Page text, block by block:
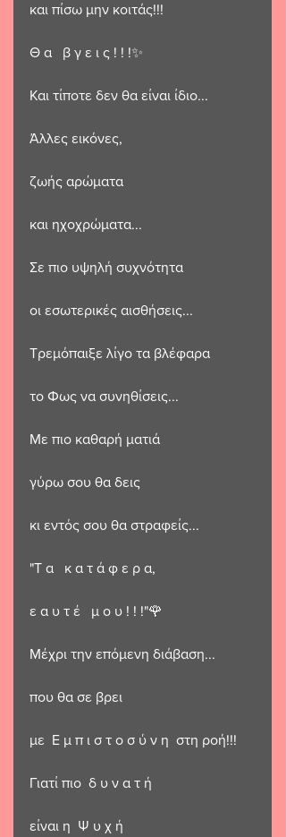
και πίσω μην κοιτάς!!!
Θ α   β γ ε ι ς ! ! !✨️
Και τίποτε δεν θα είναι ίδιο...
Άλλες εικόνες,
ζωής αρώματα
και ηχοχρώματα...
Σε πιο υψηλή συχνότητα
οι εσωτερικές αισθήσεις...
Τρεμόπαιξε λίγο τα βλέφαρα
το Φως να συνηθίσεις...
Με πιο καθαρή ματιά
γύρω σου θα δεις
κι εντός σου θα στραφείς...
"Τ α   κ α τ ά φ ε ρ α,
ε α υ τ έ   μ ο υ ! ! !"🌹
Μέχρι την επόμενη διάβαση...
που θα σε βρει
με  Ε μ π ι σ τ ο σ ύ ν η  στη ροή!!!
Γιατί πιο  δ υ ν α τ ή
είναι η  Ψ υ χ ή